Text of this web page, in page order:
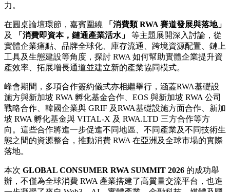
力。
在圓桌論壇環節，嘉賓圍繞 「消費類RWA 賽道發展與落地」
及
「消費即資本，鏈通產業活水」
等主題展開深入討論，從
實體企業痛點、品牌全球化、庫存流通、跨境資源配置、鏈上
工具及生態建設等角度，探討 RWA 如何幫助實體企業提升資
產效率、拓展增長通道並建立新的產業協同模式。
峰會期間，多項合作簽約儀式亦相繼舉行，涵蓋RWA基礎設
施方與新加坡 RWA 孵化基金合作、EOS 與新加坡 RWA 公司
戰略合作、韓國企業與 GRIF 及RWA基礎設施方面合作、新加
坡 RWA 孵化基金與 VITAL-X 及 RWA.LTD 三方合作等方
向。這些合作將進一步促進不同地區、不同產業及不同技術生
態之間的資源整合，推動消費 RWA 在亞洲及全球市場的實際
落地。
本次 GLOBAL CONSUMER RWA SUMMIT 2026 的成功舉
辦，不僅為全球消費 RWA 產業搭建了高質量交流平台，也進